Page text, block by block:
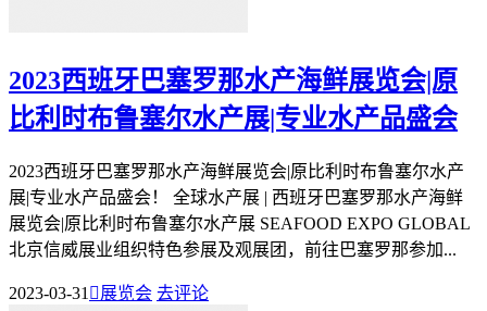
2023西班牙巴塞罗那水产海鲜展览会|原
比利时布鲁塞尔水产展|专业水产品盛会
2023西班牙巴塞罗那水产海鲜展览会|原比利时布鲁塞尔水产
展|专业水产品盛会！ 全球水产展 | 西班牙巴塞罗那水产海鲜
展览会|原比利时布鲁塞尔水产展 SEAFOOD EXPO GLOBAL
北京信威展业组织特色参展及观展团，前往巴塞罗那参加...
2023-03-31 展览会 去评论